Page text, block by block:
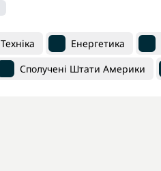
Техніка Енергетика
Сполучені Штати Америки